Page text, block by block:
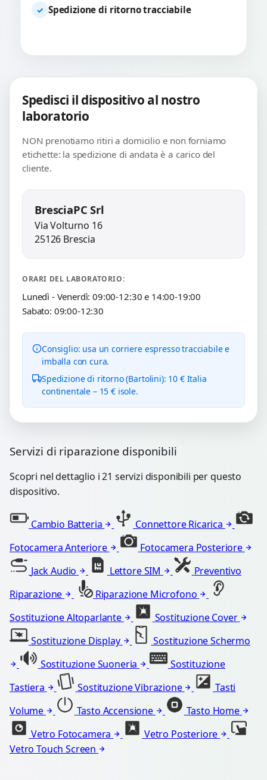
✓ Spedizione di ritorno tracciabile
Spedisci il dispositivo al nostro
laboratorio
NON prenotiamo ritiri a domicilio e non forniamo
etichette: la spedizione di andata è a carico del
cliente.
BresciaPC Srl
Via Volturno 16
25126 Brescia
ORARI DEL LABORATORIO:
Lunedì - Venerdì: 09:00-12:30 e 14:00-19:00
Sabato: 09:00-12:30
Consiglio: usa un corriere espresso tracciabile e
imballa con cura.
Spedizione di ritorno (Bartolini): 10 € Italia
continentale – 15 € isole.
Servizi di riparazione disponibili
Scopri nel dettaglio i 21 servizi disponibili per questo
dispositivo.
Cambio Batteria
Connettore Ricarica
Fotocamera Anteriore
Fotocamera Posteriore
Jack Audio
Lettore SIM
Preventivo
Riparazione
Riparazione Microfono
Sostituzione Altoparlante
Sostituzione Cover
Sostituzione Display
Sostituzione Schermo
Sostituzione Suoneria
Sostituzione
Tastiera
Sostituzione Vibrazione
Tasti
Volume
Tasto Accensione
Tasto Home
Vetro Fotocamera
Vetro Posteriore
Vetro Touch Screen